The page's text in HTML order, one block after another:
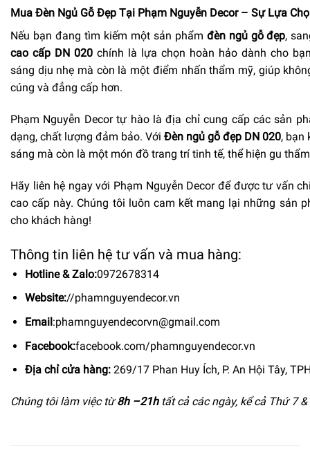
Mua Đèn Ngủ Gỗ Đẹp Tại Phạm Nguyễn Decor – Sự Lựa
Nếu bạn đang tìm kiếm một sản phẩm đèn ngủ gỗ đẹp,
cao cấp DN 020 chính là lựa chọn hoàn hảo dành cho
sáng dịu nhẹ mà còn là một điểm nhấn thẩm mỹ, giúp
cúng và đẳng cấp hơn.
Phạm Nguyễn Decor tự hào là địa chỉ cung cấp các sản
dạng, chất lượng đảm bảo. Với Đèn ngủ gỗ đẹp DN 020, bạn
sáng mà còn là một món đồ trang trí tinh tế, thể hiện gu
Hãy liên hệ ngay với Phạm Nguyễn Decor để được tư vấn
cao cấp này. Chúng tôi luôn cam kết mang lại những sản
cho khách hàng!
Thông tin liên hệ tư vấn và mua hàng:
Hotline & Zalo:0972678314
Website://phamnguyendecor.vn
Email:phamnguyendecorvn@gmail.com
Facebook:facebook.com/phamnguyendecor.vn
Địa chỉ cửa hàng: 269/17 Phan Huy Ích, P. An Hội Tây,
Chúng tôi làm việc từ8h –21h tất cả các ngày, kể cả Thứ 7